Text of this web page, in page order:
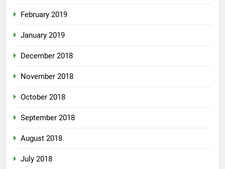
February 2019
January 2019
December 2018
November 2018
October 2018
September 2018
August 2018
July 2018